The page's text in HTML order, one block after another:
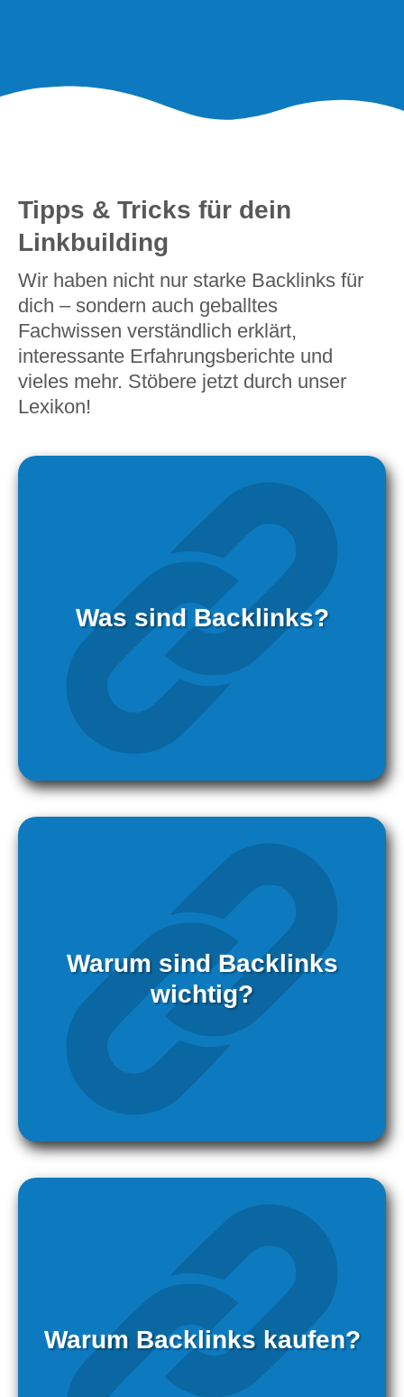
Tipps & Tricks für dein
Linkbuilding
Wir haben nicht nur starke Backlinks für
dich – sondern auch geballtes
Fachwissen verständlich erklärt,
interessante Erfahrungsberichte und
vieles mehr. Stöbere jetzt durch unser
Lexikon!
Was sind Backlinks?
Warum sind Backlinks
wichtig?
Warum Backlinks kaufen?